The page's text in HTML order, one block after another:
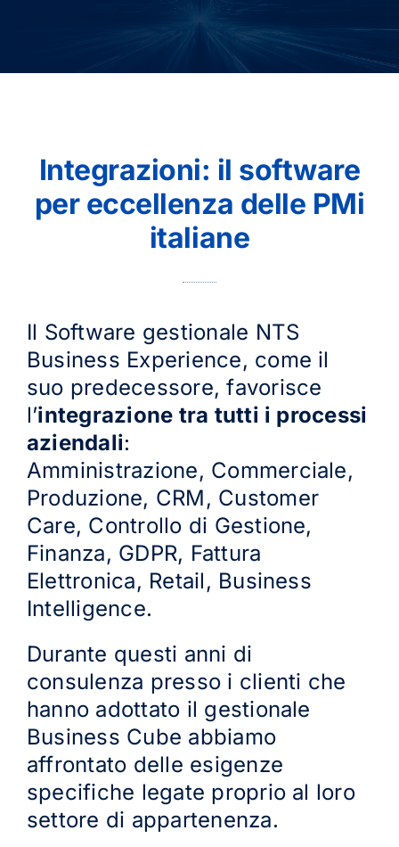
Integrazioni: il software
per eccellenza delle PMi
italiane
Il Software gestionale NTS
Business Experience, come il
suo predecessore, favorisce
l’integrazione tra tutti i processi
aziendali:
Amministrazione, Commerciale,
Produzione, CRM, Customer
Care, Controllo di Gestione,
Finanza, GDPR, Fattura
Elettronica, Retail, Business
Intelligence.
Durante questi anni di
consulenza presso i clienti che
hanno adottato il gestionale
Business Cube abbiamo
affrontato delle esigenze
specifiche legate proprio al loro
settore di appartenenza.